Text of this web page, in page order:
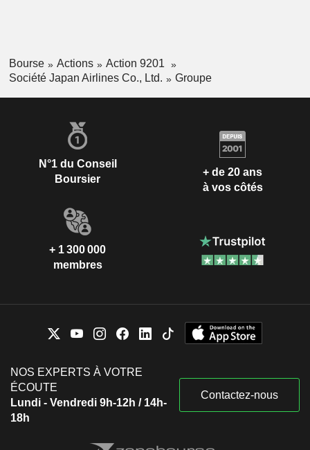
Bourse Actions
Action 9201
Société Japan Airlines Co., Ltd.
Groupe
N°1 du Conseil
Boursier
+ de 20 ans
à vos côtés
+ 1 300 000
membres
NOS EXPERTS À VOTRE
ÉCOUTE
Lundi - Vendredi 9h-12h / 14h-
18h
Contactez-nous